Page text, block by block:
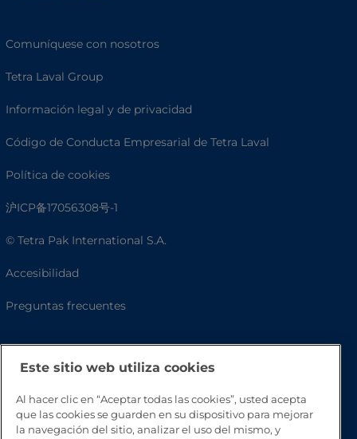
Comuníquese con nosotros
Tetra Laval Group
Información legal y de privacidad
Código de Conducta Empresarial de Tetra Laval
Política de cookies
沪ICP备17056308号-1
© Tetra Pak International S.A.
Accesibilidad
Preguntas frecuentes
Este sitio web utiliza cookies
Al hacer clic en “Aceptar todas las cookies”, usted acepta
que las cookies se guarden en su dispositivo para mejorar
la navegación del sitio, analizar el uso del mismo, y